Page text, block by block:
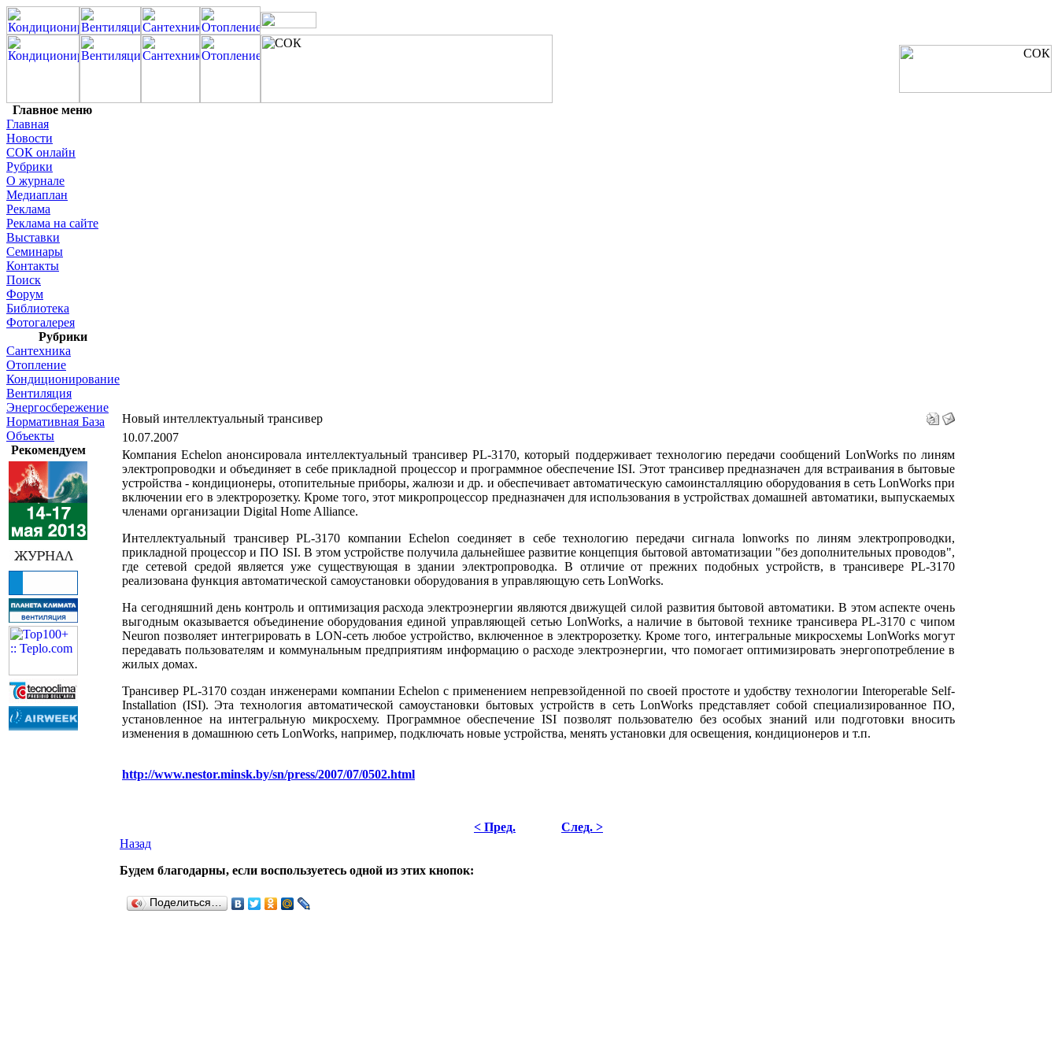
Главное меню
Главная
Новости
СОК онлайн
Рубрики
О журнале
Медиаплан
Реклама
Реклама на сайте
Выставки
Семинары
Контакты
Поиск
Форум
Библиотека
Фотогалерея
Рубрики
Сантехника
Отопление
Кондиционирование
Вентиляция
Энергосбережение
Нормативная База
Объекты
Рекомендуем
Новый интеллектуальный трансивер
10.07.2007
Компания Echelon анонсировала интеллектуальный трансивер PL-3170, который поддерживает технологию передачи сообщений LonWorks по линям
электропроводки и объединяет в себе прикладной процессор и программное обеспечение ISI. Этот трансивер предназначен для встраивания в бытовые
устройства - кондиционеры, отопительные приборы, жалюзи и др. и обеспечивает автоматическую самоинсталляцию оборудования в сеть LonWorks при
включении его в электророзетку. Кроме того, этот микропроцессор предназначен для использования в устройствах домашней автоматики, выпускаемых
членами организации Digital Home Alliance.
Интеллектуальный трансивер PL-3170 компании Echelon соединяет в себе технологию передачи сигнала lonworks по линям электропроводки,
прикладной процессор и ПО ISI. В этом устройстве получила дальнейшее развитие концепция бытовой автоматизации "без дополнительных проводов",
где сетевой средой является уже существующая в здании электропроводка. В отличие от прежних подобных устройств, в трансивере PL-3170
реализована функция автоматической самоустановки оборудования в управляющую сеть LonWorks.
На сегодняшний день контроль и оптимизация расхода электроэнергии являются движущей силой развития бытовой автоматики. В этом аспекте очень
выгодным оказывается объединение оборудования единой управляющей сетью LonWorks, а наличие в бытовой технике трансивера PL-3170 с чипом
Neuron позволяет интегрировать в LON-сеть любое устройство, включенное в электророзетку. Кроме того, интегральные микросхемы LonWorks могут
передавать пользователям и коммунальным предприятиям информацию о расходе электроэнергии, что помогает оптимизировать энергопотребление в
жилых домах.
Трансивер PL-3170 создан инженерами компании Echelon с применением непревзойденной по своей простоте и удобству технологии Interoperable Self-
Installation (ISI). Эта технология автоматической самоустановки бытовых устройств в сеть LonWorks представляет собой специализированное ПО,
установленное на интегральную микросхему. Программное обеспечение ISI позволят пользователю без особых знаний или подготовки вносить
изменения в домашнюю сеть LonWorks, например, подключать новые устройства, менять установки для освещения, кондиционеров и т.п.
http://www.nestor.minsk.by/sn/press/2007/07/0502.html
< Пред.
След. >
Назад
Будем благодарны, если воспользуетесь одной из этих кнопок:
Поделиться…